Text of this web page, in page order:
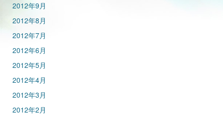
2012年9月
2012年8月
2012年7月
2012年6月
2012年5月
2012年4月
2012年3月
2012年2月